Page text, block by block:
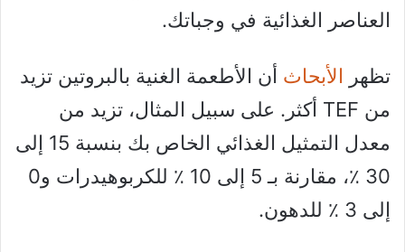
العناصر الغذائية في وجباتك.
تظهر الأبحاث أن الأطعمة الغنية بالبروتين تزيد
من TEF أكثر. على سبيل المثال، تزيد من
معدل التمثيل الغذائي الخاص بك بنسبة 15 إلى
30 ٪، مقارنة بـ 5 إلى 10 ٪ للكربوهيدرات و0
إلى 3 ٪ للدهون.